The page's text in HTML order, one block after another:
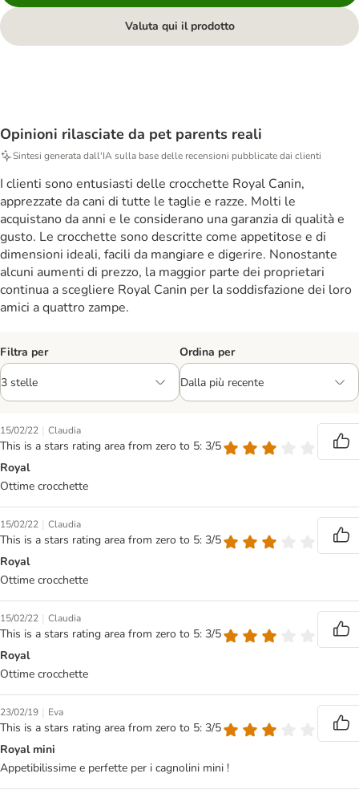
Valuta qui il prodotto
Opinioni rilasciate da pet parents reali
Sintesi generata dall'IA sulla base delle recensioni pubblicate dai clienti
I clienti sono entusiasti delle crocchette Royal Canin,
apprezzate da cani di tutte le taglie e razze. Molti le
acquistano da anni e le considerano una garanzia di qualità e
gusto. Le crocchette sono descritte come appetitose e di
dimensioni ideali, facili da mangiare e digerire. Nonostante
alcuni aumenti di prezzo, la maggior parte dei proprietari
continua a scegliere Royal Canin per la soddisfazione dei loro
amici a quattro zampe.
Filtra per Ordina per
15/02/22 | Claudia
This is a stars rating area from zero to 5: 3/5
Royal
Ottime crocchette
15/02/22 | Claudia
This is a stars rating area from zero to 5: 3/5
Royal
Ottime crocchette
15/02/22 | Claudia
This is a stars rating area from zero to 5: 3/5
Royal
Ottime crocchette
23/02/19 | Eva
This is a stars rating area from zero to 5: 3/5
Royal mini
Appetibilissime e perfette per i cagnolini mini !